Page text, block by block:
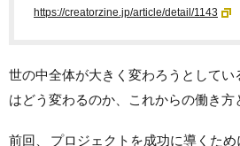
https://creatorzine.jp/article/detail/1143
世の中全体が大きく変わろうとしてい
はどう変わるのか、これからの働き
前回、 プロジェクトを成功に導くた